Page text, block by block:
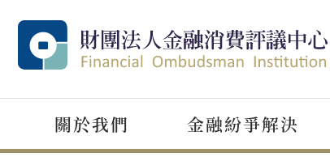
關於我們 金融紛爭解決